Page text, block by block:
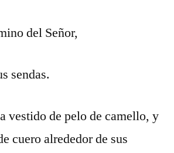
del Señor,
sendas.
vestido de pelo de camello, y
cuero alrededor de sus